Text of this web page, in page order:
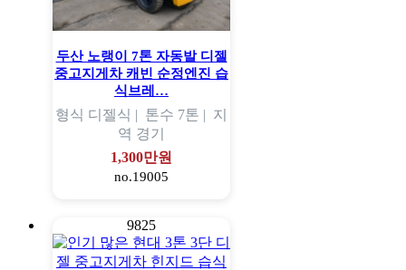
두산 노랭이 7톤 자동발 디젤
중고지게차 캐빈 순정엔진 습
식브레…
형식 디젤식 | 톤수 7톤 | 지
역 경기
1,300만원
no.19005
9825